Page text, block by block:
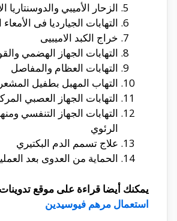
الزحار الأميبي والدوسنتاريا
التهابات الجيارديا فى الأمعاء
خراج الكبد الاميبيى
التهابات الجهاز الهضمي
التهابات العظام والمفاصل
التهاب المهبل بطفيل
التهابات الجهاز العصبي
التهابات الجهاز التنفسي
الرئوي
علاج تسمم الدم البكتيري
الحماية من العدوى بعد
يمكنك أيضا قراءة على موقع
استعمال مرهم فيوسيدين